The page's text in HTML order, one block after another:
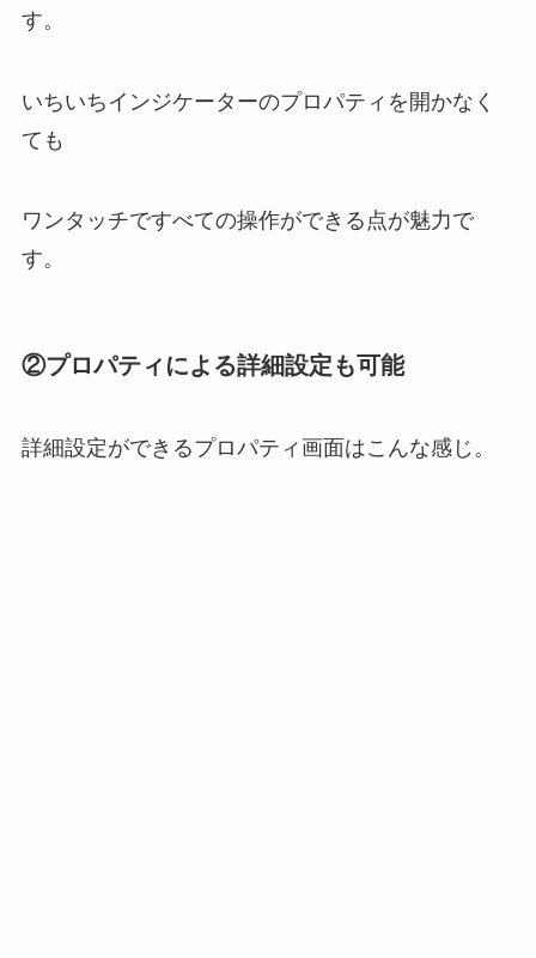
す。
いちいちインジケーターのプロパティを開かなく
ても
ワンタッチですべての操作ができる点が魅力で
す。
②プロパティによる詳細設定も可能
詳細設定ができるプロパティ画面はこんな感じ。